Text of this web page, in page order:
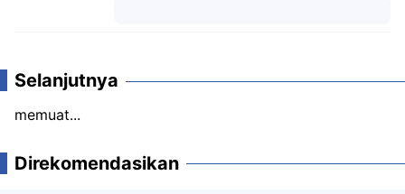
Selanjutnya
memuat...
Direkomendasikan